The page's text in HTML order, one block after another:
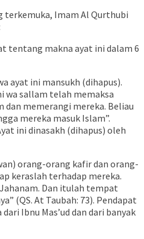
terkemuka, Imam Al Qurthubi
tentang makna ayat ini dalam 6
ayat ini mansukh (dihapus).
wa sallam telah memaksa
dan memerangi mereka. Beliau
mereka masuk Islam”.
ini dinasakh (dihapus) oleh
orang-orang kafir dan orang-
keraslah terhadap mereka.
Dan itulah tempat
(QS. At Taubah: 73). Pendapat
Ibnu Mas’ud dan dari banyak